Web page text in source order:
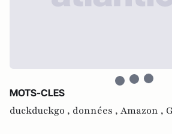
MOTS-CLES
duckduckgo , données , Amazon ,